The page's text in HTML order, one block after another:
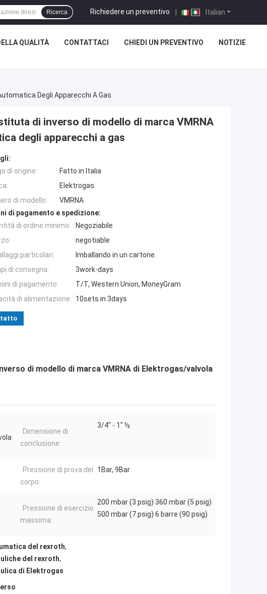
Italian
Richiedere un preventivo |
Ricerca
QUALITÀ CONTATTACI CHIEDI UN PREVENTIVO NOTIZIE
Degli Apparecchi A Gas
di inverso di modello di marca VMRNA
degli apparecchi a gas
di origine:
Fatto in Italia
Elektrogas
di modello:
VMRNA
di pagamento e spedizione:
di ordine minimo:
Negoziabile
negotiable
particolari:
Imballando in un cartone.
di consegna:
3work-days
di pagamento:
T/T, Western Union, MoneyGram
di alimentazione:
10sets in 3days
di modello di marca VMRNA di Elektrogas/valvola
Dimensione di
conclusione:
3/4" - 1" ½
Pressione di prova del
corpo:
1Bar, 9Bar
Pressione di esercizio
massima:
200 mbar (3 psig) 360 mbar (5 psig)
500 mbar (7 psig) 6 barre (90 psig)
del rexroth,
del rexroth,
di Elektrogas